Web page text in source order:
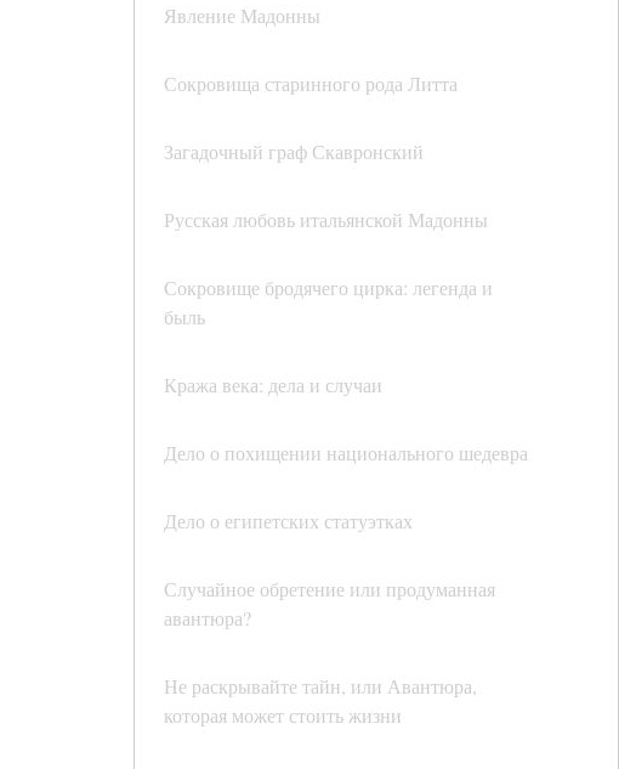
Явление Мадонны
Сокровища старинного рода Литта
Загадочный граф Скавронский
Русская любовь итальянской Мадонны
Сокровище бродячего цирка: легенда и
быль
Кража века: дела и случаи
Дело о похищении национального шедевра
Дело о египетских статуэтках
Случайное обретение или продуманная
авантюра?
Не раскрывайте тайн, или Авантюра,
которая может стоить жизни